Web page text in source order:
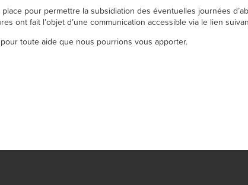
pour permettre la subsidiation des éventuelles journées
ont fait l’objet d’une communication accessible via le lien
toute aide que nous pourrions vous apporter.